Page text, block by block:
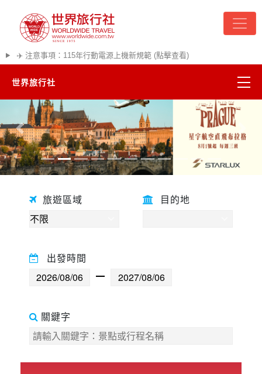
✈️ 注意事項：115年行動電源上機新規範 (點擊查看)
世界旅行社
精彩越南
熱門韓國
超夯日本
世界臻旅
歐洲之旅
往前 往後
旅遊區域 目的地
出發時間
關鍵字